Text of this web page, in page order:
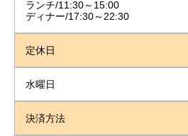
ランチ/11:30～15:00
ディナー/17:30～22:30
定休日
水曜日
決済方法